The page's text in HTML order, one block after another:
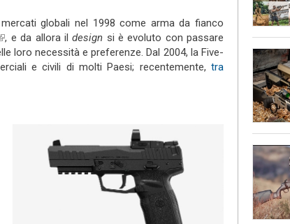
globali nel 1998 come arma da fianco
is external)
, e da allora ildesign si è evoluto con passare
loro necessità e preferenze. Dal 2004, la Five-
e civili di molti Paesi; recentemente, tra